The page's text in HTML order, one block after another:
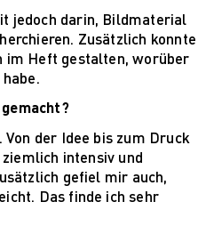
tech
Sustainable Design
and Management
Sustainable Design
and Management
Utopie oder Realität
Ethische
Herausforderungen
der Digitalisierung
Lehrpersonal
Alumni
jedoch darin, Bildmaterial
Zusätzlich konnte
im Heft gestalten, worüber
der Idee bis zum Druck
intensiv und
gefiel mir auch,
Das finde ich sehr